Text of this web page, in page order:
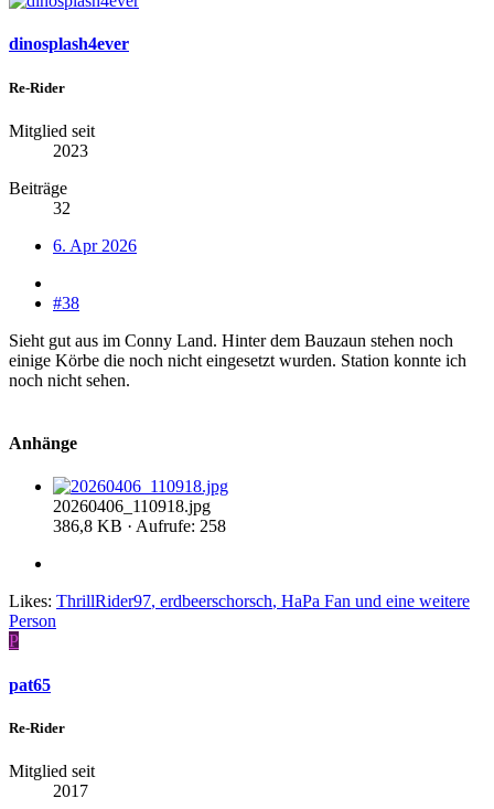
dinosplash4ever
Re-Rider
Mitglied seit
2023
Beiträge
32
6. Apr 2026
#38
Sieht gut aus im Conny Land. Hinter dem Bauzaun stehen noch
einige Körbe die noch nicht eingesetzt wurden. Station konnte ich
noch nicht sehen.
Anhänge
20260406_110918.jpg
386,8 KB · Aufrufe: 258
Likes: ThrillRider97, erdbeerschorsch, HaPa Fan und eine weitere
Person
P
pat65
Re-Rider
Mitglied seit
2017